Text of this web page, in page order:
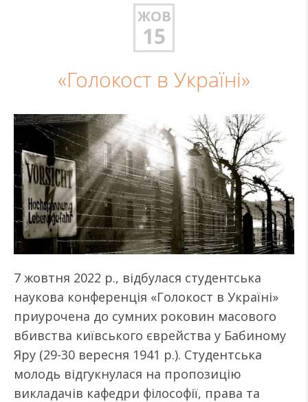
ЖОВ
15
«Голокост в Україні»
7 жовтня 2022 р., відбулася студентська
наукова конференція «Голокост в Україні»
приурочена до сумних роковин масового
вбивства київського єврейства у Бабиному
Яру (29-30 вересня 1941 р.). Студентська
молодь відгукнулася на пропозицію
викладачів кафедри філософії, права та